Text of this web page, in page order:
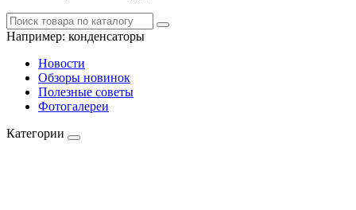
Например: конденсаторы
Новости
Обзоры новинок
Полезные советы
Фотогалереи
Категории